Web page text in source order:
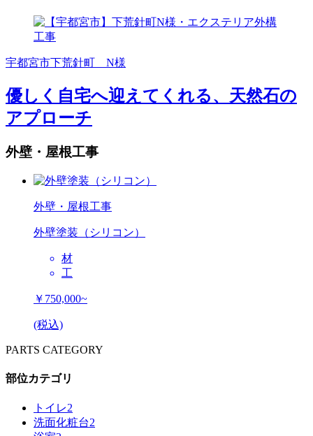
宇都宮市下荒針町 N様
優しく自宅へ迎えてくれる、天然石の
アプローチ
外壁・屋根工事
外壁・屋根工事
外壁塗装（シリコン）
材
工
￥750,000~
(税込)
PARTS CATEGORY
部位カテゴリ
トイレ2
洗面化粧台2